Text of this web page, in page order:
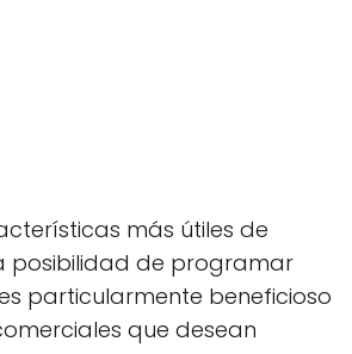
más útiles de
posibilidad de programar
particularmente beneficioso
que desean